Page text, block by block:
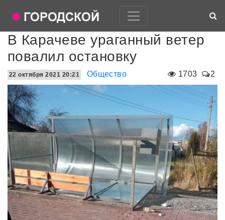
В Карачеве ураганный ветер
повалил остановку
1703 2
22 октября 2021 20:21 Общество